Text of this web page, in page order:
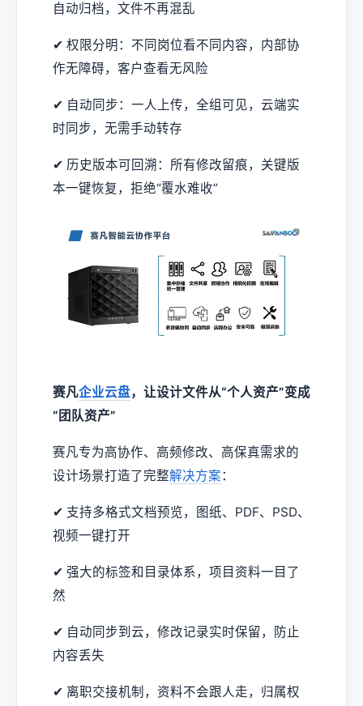
自动归档，文件不再混乱
✔ 权限分明：不同岗位看不同内容，内部协
作无障碍，客户查看无风险
✔ 自动同步：一人上传，全组可见，云端实
时同步，无需手动转存
✔ 历史版本可回溯：所有修改留痕，关键版
本一键恢复，拒绝“覆水难收”
赛凡企业云盘，让设计文件从“个人资产”变成
“团队资产”
赛凡专为高协作、高频修改、高保真需求的
设计场景打造了完整解决方案：
✔ 支持多格式文档预览，图纸、PDF、PSD、
视频一键打开
✔ 强大的标签和目录体系，项目资料一目了
然
✔ 自动同步到云，修改记录实时保留，防止
内容丢失
✔ 离职交接机制，资料不会跟人走，归属权